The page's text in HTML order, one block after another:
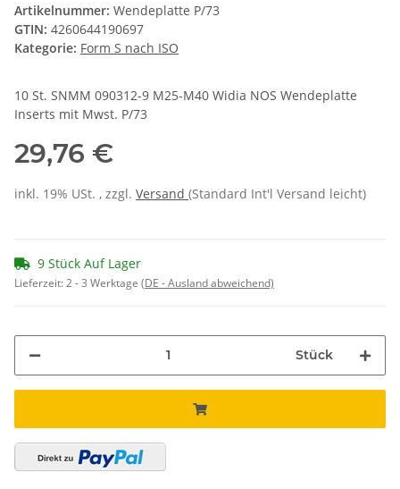
Artikelnummer: Wendeplatte P/73
GTIN: 4260644190697
Kategorie: Form S nach ISO
10 St. SNMM 090312-9 M25-M40 Widia NOS Wendeplatte
Inserts mit Mwst. P/73
29,76 €
inkl. 19% USt. , zzgl. Versand (Standard Int'l Versand leicht)
9 Stück Auf Lager
Lieferzeit:2 - 3 Werktage (DE - Ausland abweichend)
Stück